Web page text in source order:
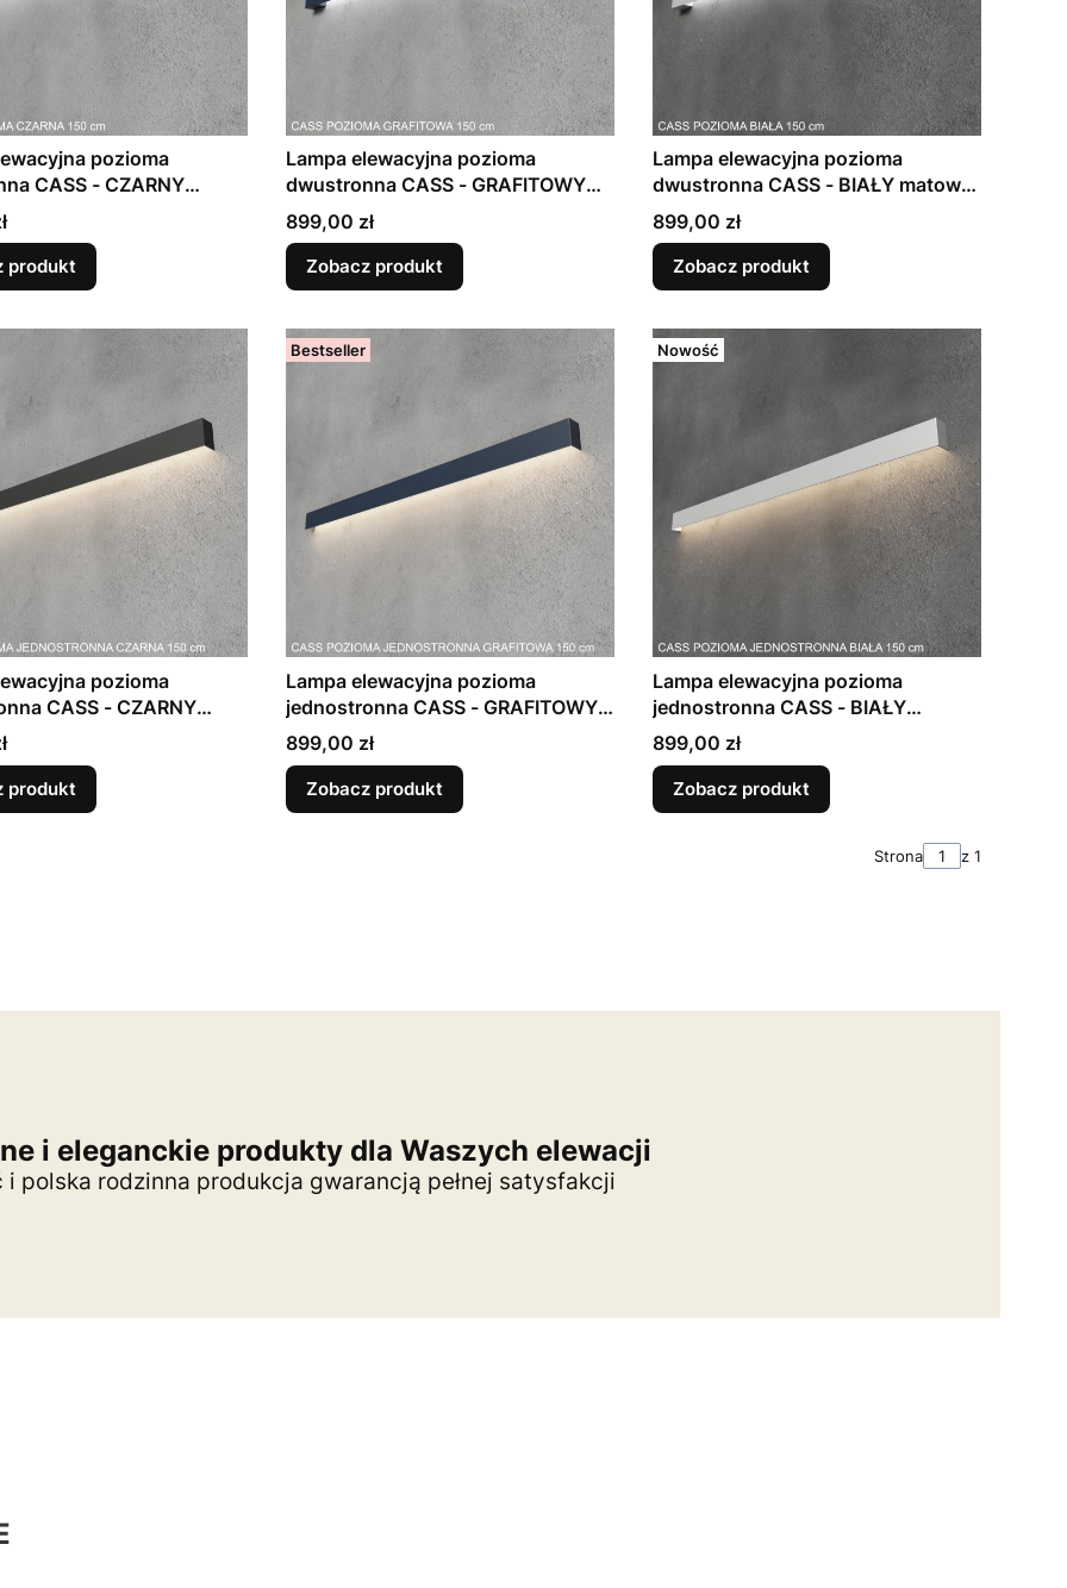
pozioma
CASS - CZARNY
70 - 190cm)
produkt
Lampa elewacyjna pozioma
dwustronna CASS - GRAFITOWY
matowy (dł. 70 - 190cm)
Cena
899,00 zł
Zobacz produkt
Lampa elewacyjna pozioma
dwustronna CASS - BIAŁY matowy
(dł. 70 - 190cm)
Cena
899,00 zł
Zobacz produkt
pozioma
CASS - CZARNY
30 - 190cm)
produkt
Bestseller
Lampa elewacyjna pozioma
jednostronna CASS - GRAFITOWY
matowy (dł. 30 - 190cm)
Cena
899,00 zł
Zobacz produkt
Nowość
Lampa elewacyjna pozioma
jednostronna CASS - BIAŁY
matowy (dł. 30 - 190cm)
Cena
899,00 zł
Zobacz produkt
Strona z 1
i eleganckie produkty dla Waszych elewacji
i polska rodzinna produkcja gwarancją pełnej satysfakcji